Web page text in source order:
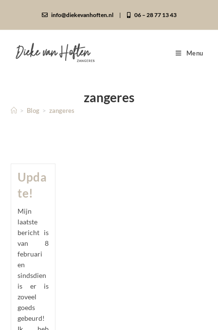
info@diekevanhoften.nl | 06 – 28 77 13 43
Menu
zangeres
> Blog > zangeres
Upda
te!
Mijn
laatste
bericht is
van 8
februari
en
sindsdien
is er is
zoveel
goeds
gebeurd!